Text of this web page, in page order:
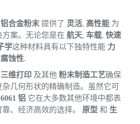
合金粉末提供了 灵活, 高性能为
案。无论您是在 航天, 车载, 快速
学这种材料具有以下独特性能 力
蚀性.
三维打印及其他 粉末制造工艺确保
杂几何形状的精确制造。虽然它可
6061 铝它在大多数其他环境中都表
、经济高效的选择。 原型 和 生